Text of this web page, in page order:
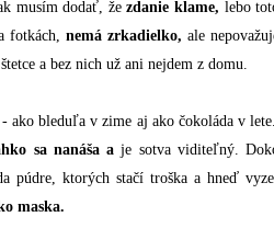
musím dodať, žezdanie klame, lebo
fotkách, nemá zrkadielko, ale
a bez nich už ani nejdem z domu.
- ako bleduľa v zime aj ako čokoláda v
sa nanáša a je sotva viditeľný.
púdre, ktorých stačí troška a hneď
maska.